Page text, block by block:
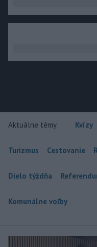
Aktuálne témy: Kvízy
Turizmus Cestovanie
Dielo týždňa
Komunálne voľby